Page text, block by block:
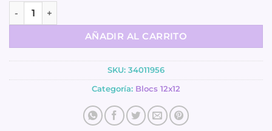
Block de Papeles 12x12 - Vintage - DCWV cantidad
AÑADIR AL CARRITO
SKU: 34011956
Categoría: Blocs 12x12